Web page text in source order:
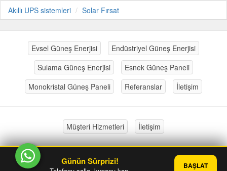
Akıllı UPS sistemleri Solar Fırsat
Evsel Güneş Enerjisi
Endüstriyel Güneş Enerjisi
Sulama Güneş Enerjisi
Esnek Güneş Paneli
Monokristal Güneş Paneli
Referanslar İletişim
Müşteri Hizmetleri İletişim
PlatinMarket®E-Ticaret Sistemi
Günün Sürprizi! BAŞLAT